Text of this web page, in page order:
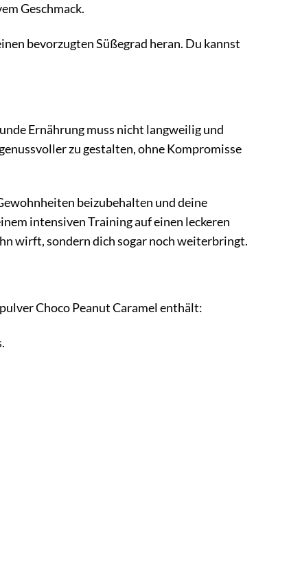
Geschmack.
bevorzugten Süßegrad heran. Du kannst
Ernährung muss nicht langweilig und
zu gestalten, ohne Kompromisse
beizubehalten und deine
intensiven Training auf einen leckeren
wirft, sondern dich sogar noch weiterbringt.
Choco Peanut Caramel enthält: